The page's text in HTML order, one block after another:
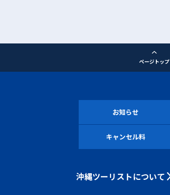
ページトップ
お知らせ
キャンセル料
沖縄ツーリストについて